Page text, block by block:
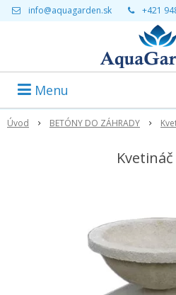
info@aquagarden.sk +421
Menu
Úvod BETÓNY DO ZÁHRADY
Kvetináč